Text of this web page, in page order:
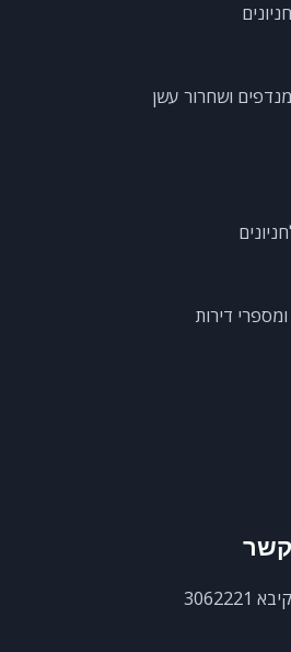
ושחרור עשן
דירות
קשר